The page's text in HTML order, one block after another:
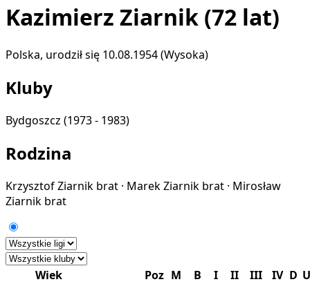
Kazimierz Ziarnik (72 lat)
Polska, urodził się 10.08.1954 (Wysoka)
Kluby
Bydgoszcz (1973 - 1983)
Rodzina
Krzysztof Ziarnik brat · Marek Ziarnik brat · Mirosław
Ziarnik brat
Wiek Poz M B I II III IV D U